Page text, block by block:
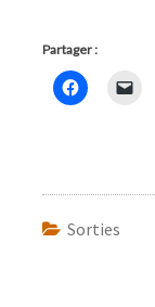
Partager :
Sorties